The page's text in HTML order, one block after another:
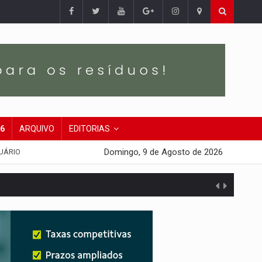
ARQUIVO EDITORIAS
Domingo, 9 de Agosto de 2026